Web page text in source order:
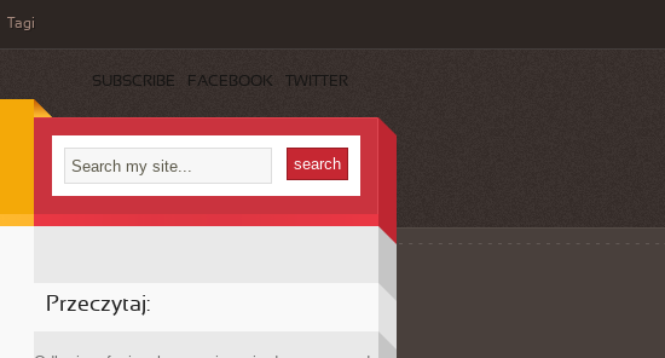
Tagi
SUBSCRIBE FACEBOOK TWITTER
Przeczytaj: